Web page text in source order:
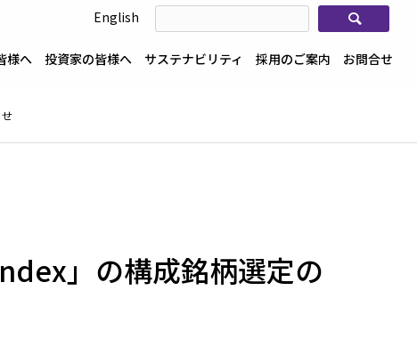
English
検索
様へ 投資家の皆様へ サステナビリティ 採用のご案内 お問合せ
」の構成銘柄選定の